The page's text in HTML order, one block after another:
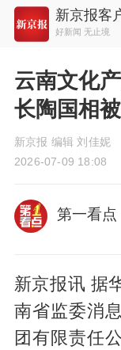
新京报客
好新闻 无止境
云南文化
长陶国相
新京报 编辑 刘佳妮
2026-07-09 18:08
第一看点
新京报讯 据
南省监委消
团有限责任